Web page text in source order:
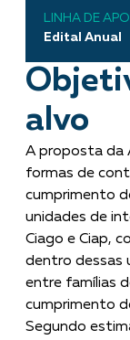
LINHA DE
Edital Anual
alvo
A proposta da
formas de
cumprimento
unidades de
Ciago e Ciap,
dentro dessas
entre famílias
cumprimento
Segundo